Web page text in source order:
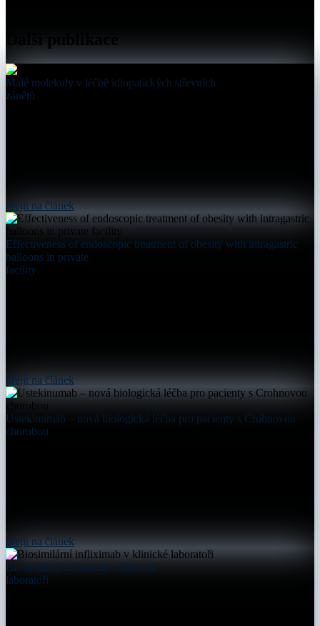
Malé molekuly v léčbě idiopatických střevních
zánětů
přejít na článek
Effectiveness of endoscopic treatment of obesity with intragastric
balloons in private
facility
přejít na článek
Ustekinumab – nová biologická léčba pro pacienty s Crohnovou
chorobou
přejít na článek
Biosimilární infliximab v klinické
laboratoři